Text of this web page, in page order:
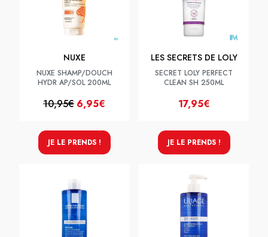
NUXE
NUXE SHAMP/DOUCH
HYDR AP/SOL 200ML
10,95€ 6,95€
JE LE PRENDS !
LES SECRETS DE LOLY
SECRET LOLY PERFECT
CLEAN SH 250ML
17,95€
JE LE PRENDS !